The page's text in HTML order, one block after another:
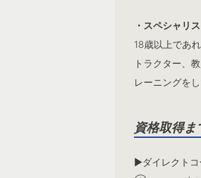
・スペシャリ
18歳以上であ
トラクター、
レーニングを
資格取得ま
▶︎ダイレクトコ